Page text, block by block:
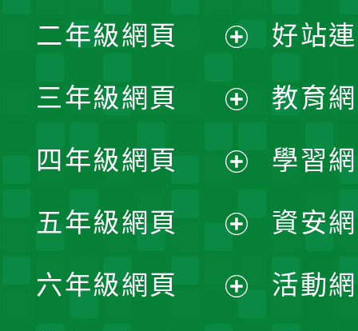
開
選
單
二年級網頁
開
選
單
三年級網頁
開
選
單
四年級網頁
開
選
五年級網頁
開
六年級網頁
好站
教育
學習
資安
活動